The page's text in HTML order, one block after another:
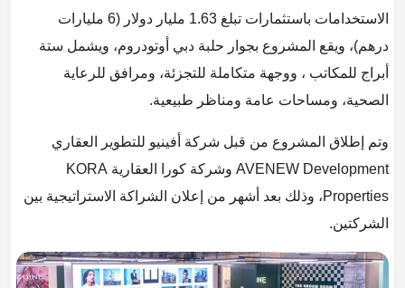
الاستخدامات باستثمارات تبلغ 1.63 مليار دولار (6 مليارات
درهم)، ويقع المشروع بجوار حلبة دبي أوتودروم، ويشمل ستة
أبراج للمكاتب ، ووجهة متكاملة للتجزئة، ومرافق للرعاية
الصحية، ومساحات عامة ومناظر طبيعية.
وتم إطلاق المشروع من قبل شركة أفينيو للتطوير العقاري
AVENEW Development وشركة كورا العقارية KORA
Properties، وذلك بعد أشهر من إعلان الشراكة الاستراتيجية بين
الشركتين.